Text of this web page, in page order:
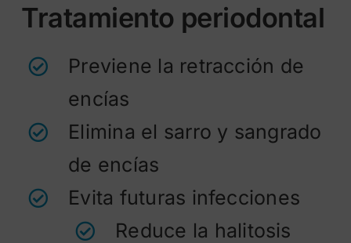
Tratamiento periodontal
Previene la retracción de
encías
Elimina el sarro y sangrado
de encías
Evita futuras infecciones
Reduce la halitosis